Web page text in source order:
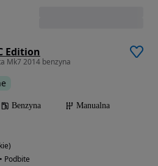
Edition
Mk7 2014 benzyna
Benzyna
Manualna
Podbite